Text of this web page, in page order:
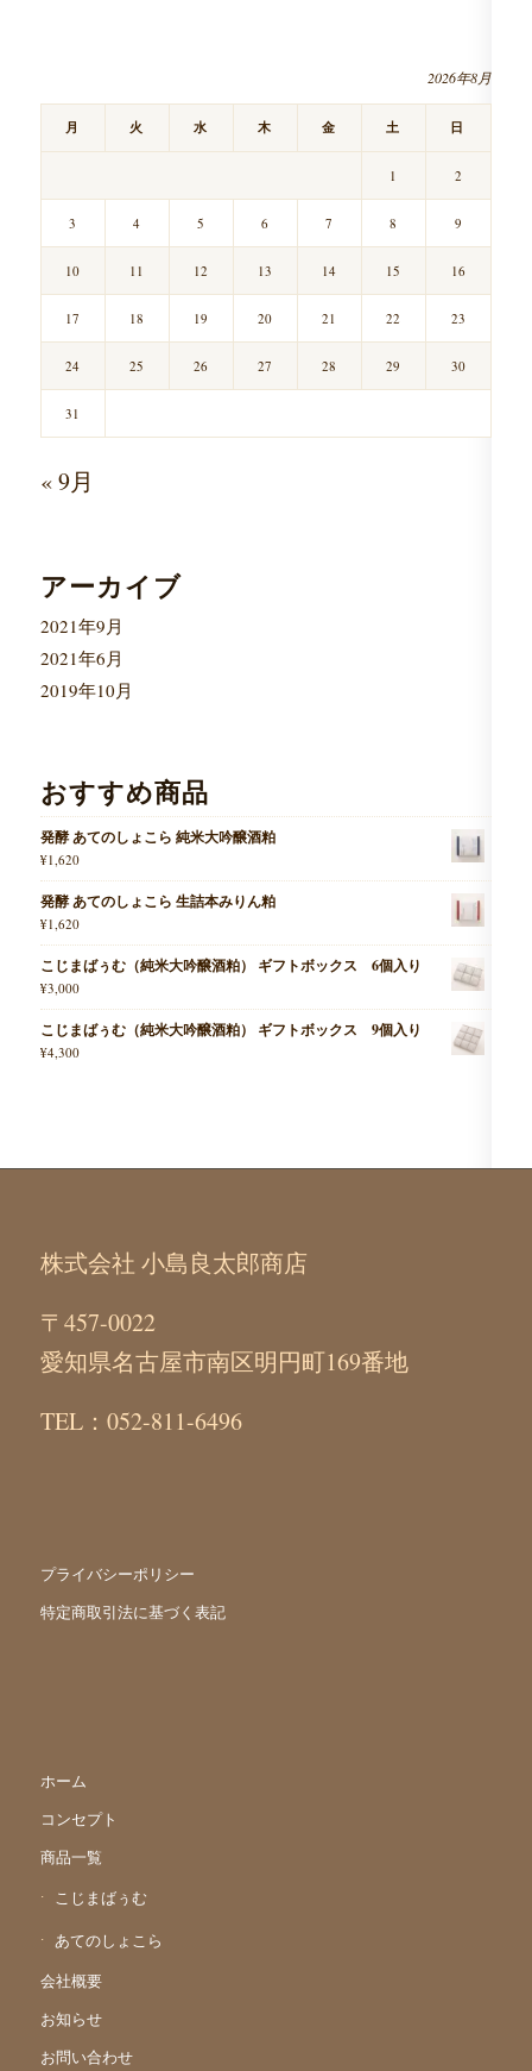
2026年8月
月 火 水 木 金 土 日
1 2
3 4 5 6 7 8 9
10 11 12 13 14 15 16
17 18 19 20 21 22 23
24 25 26 27 28 29 30
31
« 9月
アーカイブ
2021年9月
2021年6月
2019年10月
おすすめ商品
発酵 あてのしょこら 純米大吟醸酒粕
¥1,620
発酵 あてのしょこら 生詰本みりん粕
¥1,620
こじまばぅむ（純米大吟醸酒粕） ギフトボックス 6個入り
¥3,000
こじまばぅむ（純米大吟醸酒粕） ギフトボックス 9個入り
¥4,300
株式会社 小島良太郎商店
〒457-0022
愛知県名古屋市南区明円町169番地
TEL：052-811-6496
プライバシーポリシー
特定商取引法に基づく表記
ホーム
コンセプト
商品一覧
こじまばぅむ
あてのしょこら
会社概要
お知らせ
お問い合わせ